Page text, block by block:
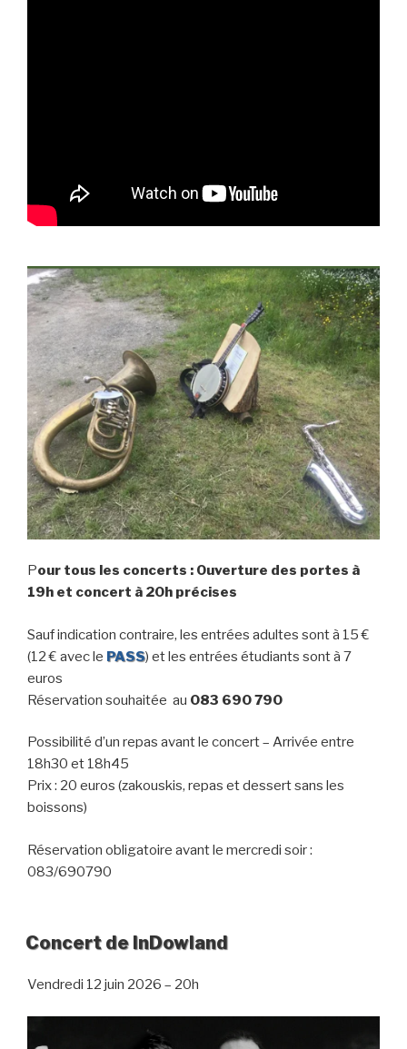
Pour tous les concerts : Ouverture des portes à
19h et concert à 20h précises
Sauf indication contraire, les entrées adultes sont à 15 €
(12 € avec le PASS) et les entrées étudiants sont à 7
euros
Réservation souhaitée au 083 690 790
Possibilité d’un repas avant le concert – Arrivée entre
18h30 et 18h45
Prix : 20 euros (zakouskis, repas et dessert sans les
boissons)
Réservation obligatoire avant le mercredi soir :
083/690790
Concert de InDowland
Vendredi 12 juin 2026 – 20h